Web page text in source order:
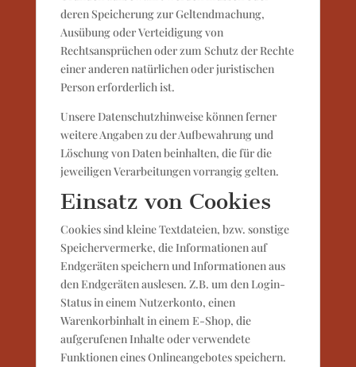
deren Speicherung zur Geltendmachung,
Ausübung oder Verteidigung von
Rechtsansprüchen oder zum Schutz der Rechte
einer anderen natürlichen oder juristischen
Person erforderlich ist.
Unsere Datenschutzhinweise können ferner
weitere Angaben zu der Aufbewahrung und
Löschung von Daten beinhalten, die für die
jeweiligen Verarbeitungen vorrangig gelten.
Einsatz von Cookies
Cookies sind kleine Textdateien, bzw. sonstige
Speichervermerke, die Informationen auf
Endgeräten speichern und Informationen aus
den Endgeräten auslesen. Z.B. um den Login-
Status in einem Nutzerkonto, einen
Warenkorbinhalt in einem E-Shop, die
aufgerufenen Inhalte oder verwendete
Funktionen eines Onlineangebotes speichern.